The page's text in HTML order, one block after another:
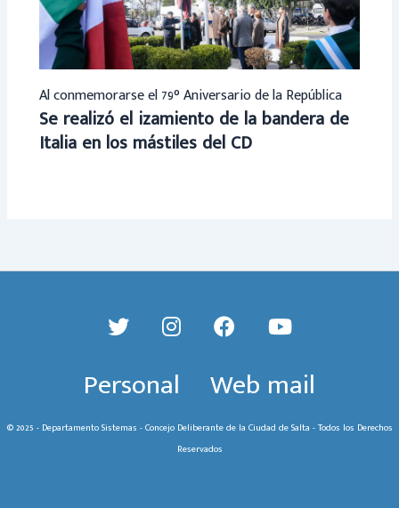
Al conmemorarse el 79° Aniversario de la República
Se realizó el izamiento de la bandera de
Italia en los mástiles del CD
Personal Web mail
© 2025 - Departamento Sistemas - Concejo Deliberante de la Ciudad de Salta - Todos los Derechos
Reservados